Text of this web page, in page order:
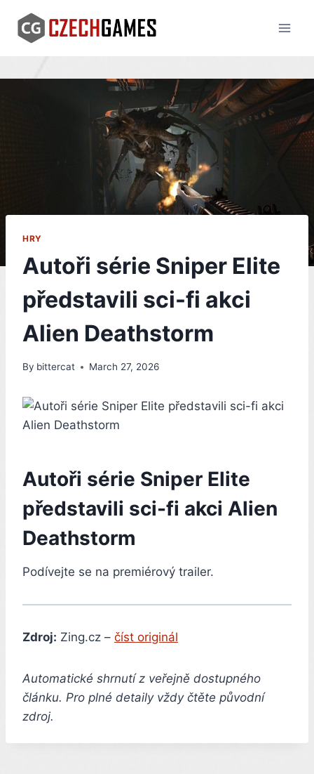
content
HRY
Autoři série Sniper Elite
představili sci-fi akci
Alien Deathstorm
By bittercat March 27, 2026
Autoři série Sniper Elite
představili sci-fi akci Alien
Deathstorm
Podívejte se na premiérový trailer.
Zdroj: Zing.cz – číst originál
Automatické shrnutí z veřejně dostupného
článku. Pro plné detaily vždy čtěte původní
zdroj.